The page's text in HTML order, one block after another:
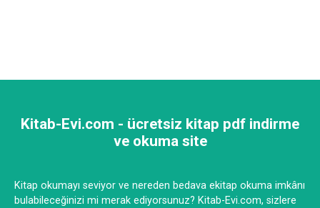
Kitab-Evi.com - ücretsiz kitap pdf indirme
ve okuma site
Kitap okumayı seviyor ve nereden bedava ekitap okuma imkânı
bulabileceğinizi mi merak ediyorsunuz? Kitab-Evi.com, sizlere